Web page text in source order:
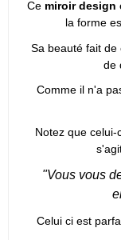
Ce miroir design
la forme
Sa beauté fait de
de
Comme il n'a
Notez que
"Vous vous
Celui ci est